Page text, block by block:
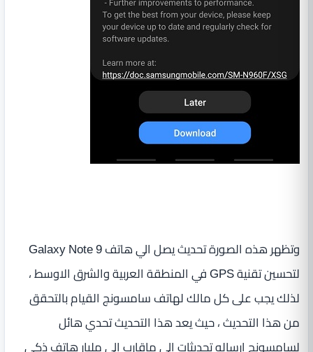
وتظهر هذه الصورة تحديث يصل الي هاتف Galaxy Note 9
لتحسين تقنية GPS في المنطقة العربية والشرق الاوسط ،
لذلك يجب على كل مالك لهاتف سامسونج القيام بالتحقق
من هذا التحديث ، حيث يعد هذا التحديث تحدي هائل
لسامسونج ارساله تحديثات الي ماقارب الي مليار هاتف ذكي